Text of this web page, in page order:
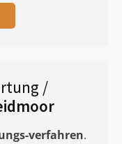
/
verfahren.